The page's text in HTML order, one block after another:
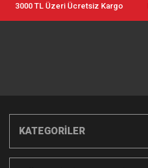
3000 TL Üzeri Ücretsiz Kargo
KATEGORİLER